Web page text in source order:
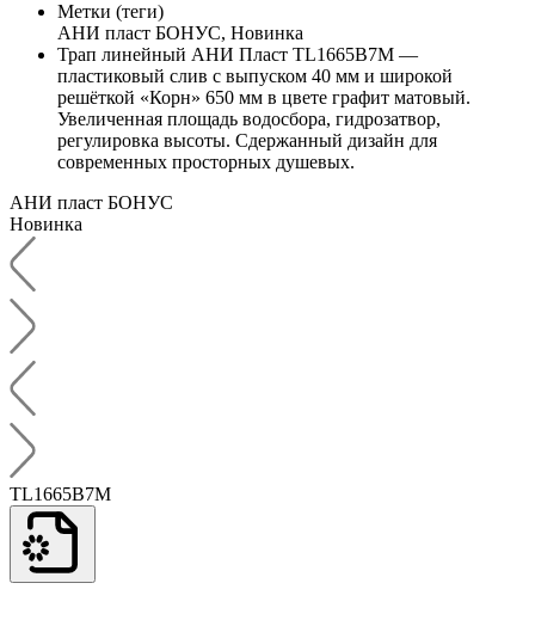
Метки (теги)
АНИ пласт БОНУС, Новинка
Трап линейный АНИ Пласт TL1665B7M —
пластиковый слив с выпуском 40 мм и широкой
решёткой «Корн» 650 мм в цвете графит матовый.
Увеличенная площадь водосбора, гидрозатвор,
регулировка высоты. Сдержанный дизайн для
современных просторных душевых.
АНИ пласт БОНУС
Новинка
TL1665B7M